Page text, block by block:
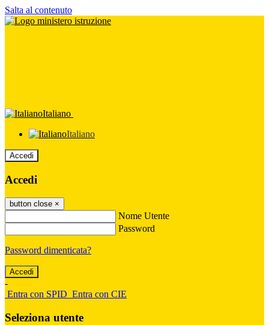
Salta al contenuto
Italiano
Italiano
Accedi
Accedi
button close ×
Nome Utente
Password
Password dimenticata?
-
Entra con SPID Entra con CIE
Seleziona utente